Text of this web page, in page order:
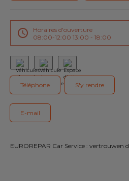
Intégrer le réseau
Nos Promotions
Notre gamme de pièces
Tous les garages
Intégrer le réseau
Horaires d'ouverture
08:00-12:00 13:00 - 18:00
Téléphone S'y rendre
E-mail
EUROREPAR Car Service : vertrouwen